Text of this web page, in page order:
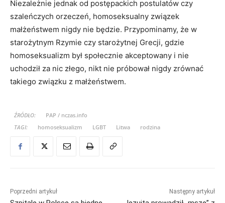
Niezależnie jednak od postępackich postulatów czy
szaleńczych orzeczeń, homoseksualny związek
małżeństwem nigdy nie będzie. Przypominamy, że w
starożytnym Rzymie czy starożytnej Grecji, gdzie
homoseksualizm był społecznie akceptowany i nie
uchodził za nic złego, nikt nie próbował nigdy zrównać
takiego związku z małżeństwem.
ŹRÓDŁO:
PAP / nczas.info
TAGI:
homoseksualizm LGBT Litwa rodzina
Poprzedni artykuł Następny artykuł